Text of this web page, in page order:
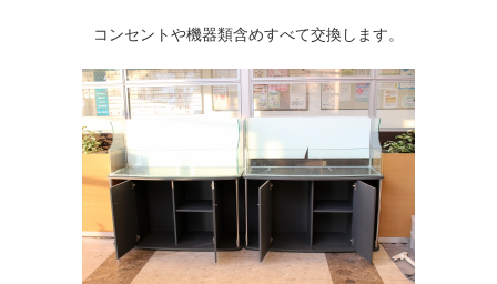
コンセントや機器類含めすべて交換します。